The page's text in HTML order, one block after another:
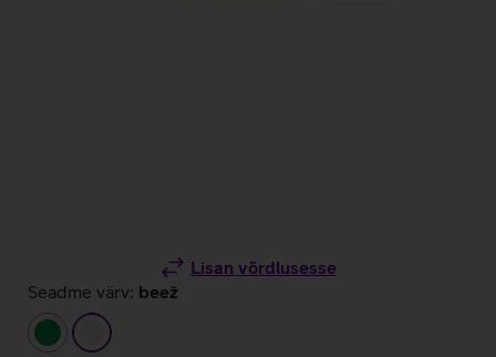
Lisan võrdlusesse
Seadme värv: beež
rohelinebeež